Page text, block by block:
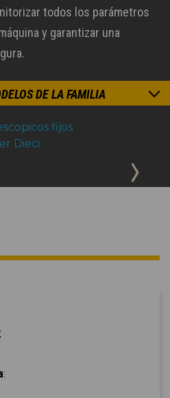
todos los parámetros
y garantizar una
DE LA FAMILIA
: